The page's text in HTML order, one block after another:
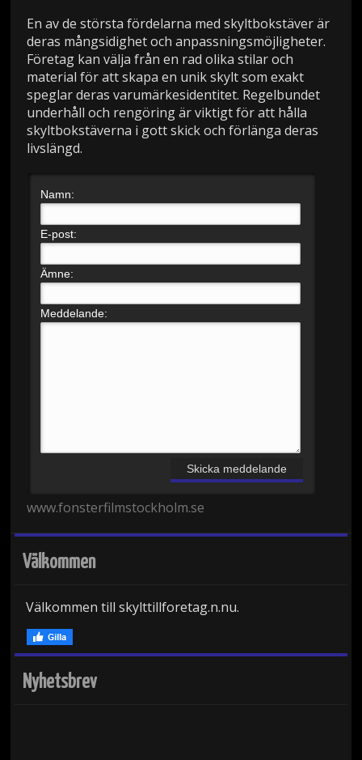
En av de största fördelarna med skyltbokstäver är
deras mångsidighet och anpassningsmöjligheter.
Företag kan välja från en rad olika stilar och
material för att skapa en unik skylt som exakt
speglar deras varumärkesidentitet. Regelbundet
underhåll och rengöring är viktigt för att hålla
skyltbokstäverna i gott skick och förlänga deras
livslängd.
Namn:
E-post:
Ämne:
Meddelande:
www.fonsterfilmstockholm.se
Välkommen
Välkommen till skylttillforetag.n.nu.
Nyhetsbrev